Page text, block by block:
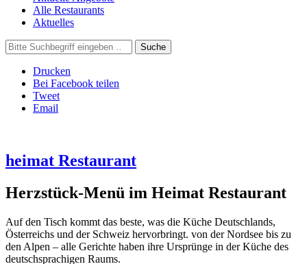
Alle Restaurants
Aktuelles
Suche
Drucken
Bei Facebook teilen
Tweet
Email
heimat Restaurant
Herzstück-Menü im Heimat Restaurant
Auf den Tisch kommt das beste, was die Küche Deutschlands,
Österreichs und der Schweiz hervorbringt. von der Nordsee bis zu
den Alpen – alle Gerichte haben ihre Ursprünge in der Küche des
deutschsprachigen Raums.